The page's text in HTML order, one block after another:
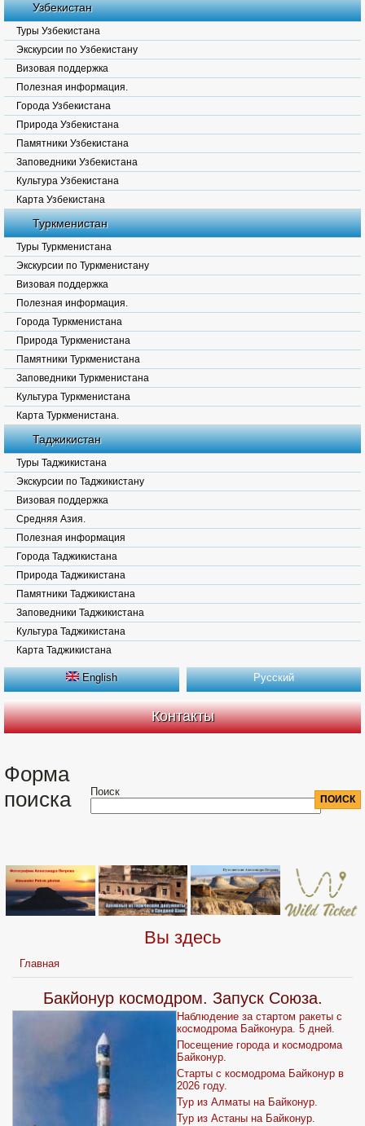
Узбекистан
Туры Узбекистана
Экскурсии по Узбекистану
Визовая поддержка
Полезная информация.
Города Узбекистана
Природа Узбекистана
Памятники Узбекистана
Заповедники Узбекистана
Культура Узбекистана
Карта Узбекистана
Туркменистан
Туры Туркменистана
Экскурсии по Туркменистану
Визовая поддержка
Полезная информация.
Города Туркменистана
Природа Туркменистана
Памятники Туркменистана
Заповедники Туркменистана
Культура Туркменистана
Карта Туркменистана.
Таджикистан
Туры Таджикистана
Экскурсии по Таджикистану
Визовая поддержка
Средняя Азия.
Полезная информация
Города Таджикистана
Природа Таджикистана
Памятники Таджикистана
Заповедники Таджикистана
Культура Таджикистана
Карта Таджикистана
English Русский
Контакты
Форма
поиска
Поиск
Вы здесь
Главная
Бакйонур космодром. Запуск Союза.
Наблюдение за стартом ракеты с
космодрома Байконура. 5 дней.
Посещение города и космодрома
Байконур.
Старты с космодрома Байконур в
2026 году.
Тур из Алматы на Байконур.
Тур из Астаны на Байконур.